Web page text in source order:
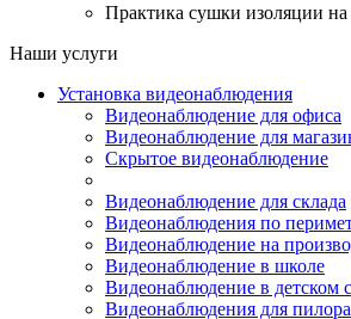
Практика сушки изоляции на
Наши услуги
Установка видеонаблюдения
Видеонаблюдение для офиса
Видеонаблюдение для
Скрытое видеонаблюдение
Видеонаблюдение для склада
Видеонаблюдения по
Видеонаблюдение на
Видеонаблюдение в школе
Видеонаблюдение в детском
Видеонаблюдения для